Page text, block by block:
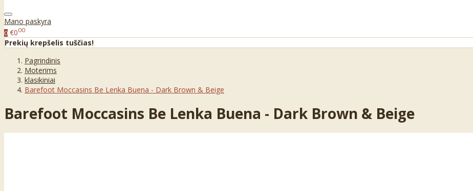
Mano paskyra
0 €000
Prekių krepšelis tuščias!
Pagrindinis
Moterims
klasikiniai
Barefoot Moccasins Be Lenka Buena - Dark Brown & Beige
Barefoot Moccasins Be Lenka Buena - Dark Brown & Beige